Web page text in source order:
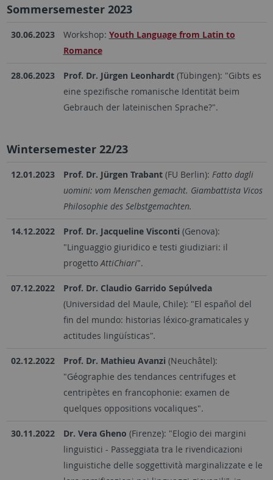
Sommersemester 2023
30.06.2023 Workshop: Youth Language from Latin to
Romance
28.06.2023 Prof. Dr. Jürgen Leonhardt(Tübingen): "Gibts es
eine spezifische romanische Identität beim
Gebrauch der lateinischen Sprache?".
Wintersemester 22/23
12.01.2023 Prof. Dr. Jürgen Trabant(FU Berlin): Fatto dagli
uomini: vom Menschen gemacht. Giambattista Vicos
Philosophie des Selbstgemachten.
14.12.2022 Prof. Dr. Jacqueline Visconti (Genova):
"Linguaggio giuridico e testi giudiziari: il
progetto AttiChiari".
07.12.2022
Prof. Dr. Claudio Garrido Sepúlveda
(Universidad del Maule, Chile): "El español del
fin del mundo: historias léxico-gramaticales y
actitudes lingüísticas".
02.12.2022 Prof. Dr. Mathieu Avanzi (Neuchâtel):
"Géographie des tendances centrifuges et
centripètes en francophonie: examen de
quelques oppositions vocaliques".
30.11.2022 Dr. Vera Gheno (Firenze): "Elogio dei margini
linguistici - Passeggiata tra le rivendicazioni
linguistiche delle soggettività marginalizzate e le